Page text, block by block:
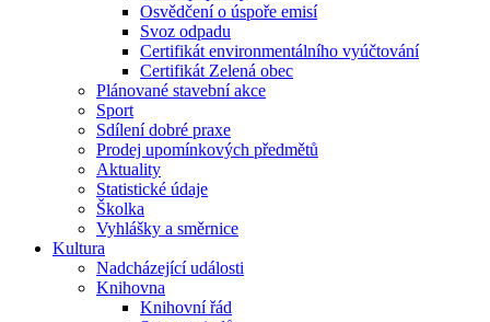
Osvědčení o úspoře emisí
Svoz odpadu
Certifikát environmentálního vyúčtování
Certifikát Zelená obec
Plánované stavební akce
Sport
Sdílení dobré praxe
Prodej upomínkových předmětů
Aktuality
Statistické údaje
Školka
Vyhlášky a směrnice
Kultura
Nadcházející události
Knihovna
Knihovní řád